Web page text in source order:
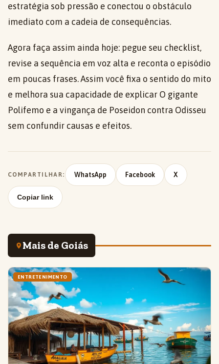
estratégia sob pressão e conectou o obstáculo
imediato com a cadeia de consequências.
Agora faça assim ainda hoje: pegue seu checklist,
revise a sequência em voz alta e reconta o episódio
em poucas frases. Assim você fixa o sentido do mito
e melhora sua capacidade de explicar O gigante
Polifemo e a vingança de Poseidon contra Odisseu
sem confundir causas e efeitos.
COMPARTILHAR: WhatsApp Facebook X
Copiar link
Mais de Goiás
ENTRETENIMENTO